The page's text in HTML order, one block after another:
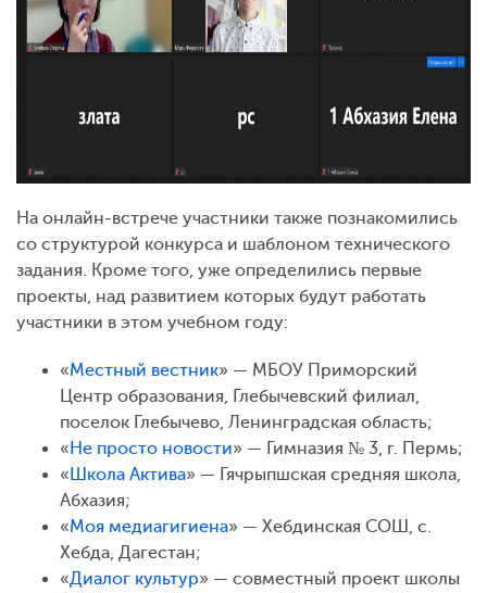
На онлайн-встрече участники также познакомились
со структурой конкурса и шаблоном технического
задания. Кроме того, уже определились первые
проекты, над развитием которых будут работать
участники в этом учебном году:
«Местный вестник» — МБОУ Приморский
Центр образования, Глебычевский филиал,
поселок Глебычево, Ленинградская область;
« Не просто новости» — Гимназия № 3, г. Пермь;
« Школа Актива» — Гячрыпшская средняя школа,
Абхазия;
«Моя медиагигиена» — Хебдинская СОШ, с.
Хебда, Дагестан;
«Диалог культур» — совместный проект школы